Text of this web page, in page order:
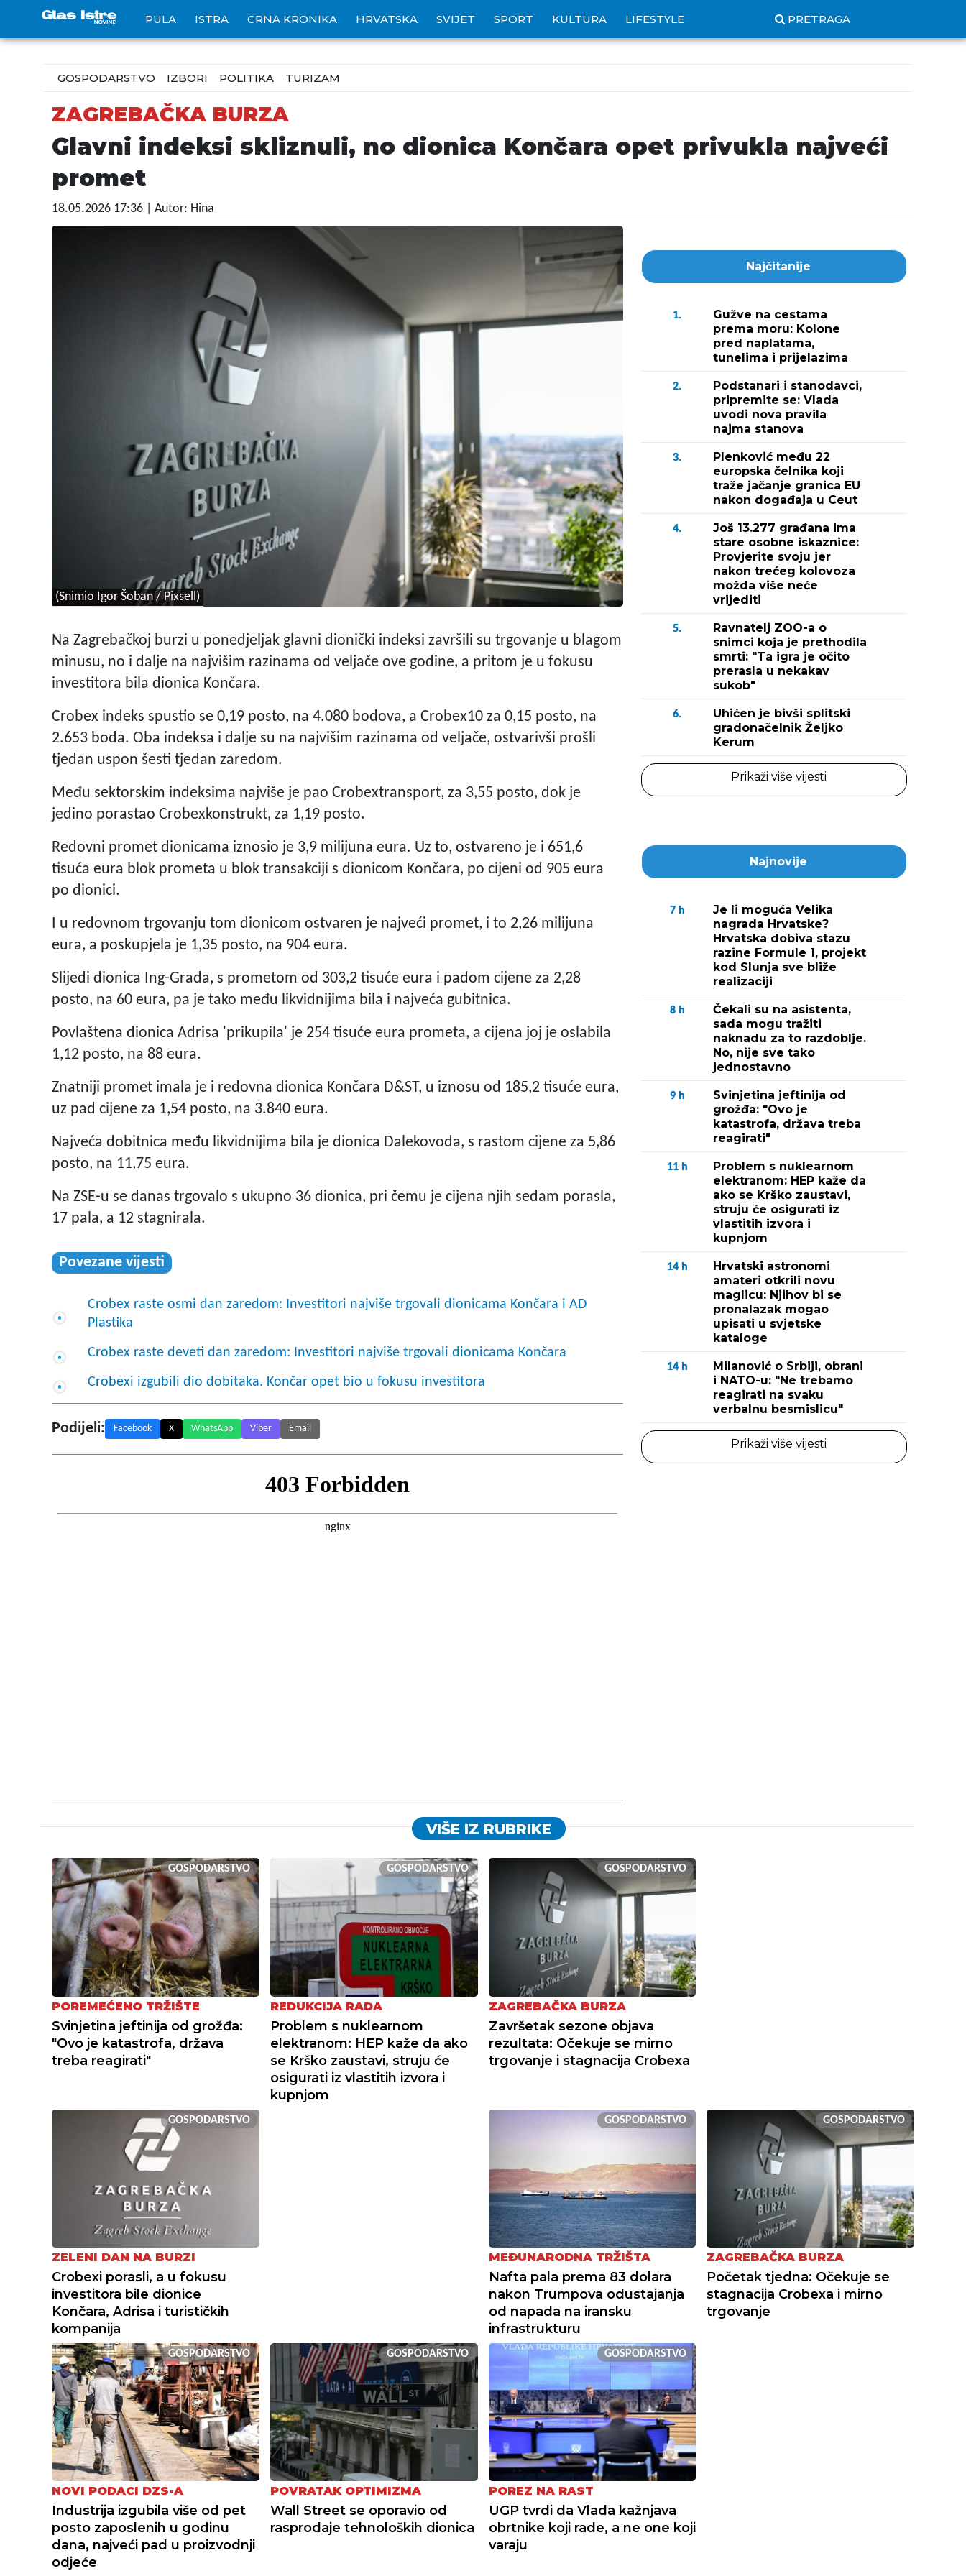
PULA ISTRA CRNA KRONIKA HRVATSKA SVIJET SPORT KULTURA LIFESTYLE PRETRAGA
GOSPODARSTVO IZBORI POLITIKA TURIZAM
ZAGREBAČKA BURZA
Glavni indeksi skliznuli, no dionica Končara opet privukla najveći
promet
18.05.2026 17:36 | Autor: Hina
(Snimio Igor Šoban / Pixsell)
Na Zagrebačkoj burzi u ponedjeljak glavni dionički indeksi završili su trgovanje u blagom
minusu, no i dalje na najvišim razinama od veljače ove godine, a pritom je u fokusu
investitora bila dionica Končara.
Crobex indeks spustio se 0,19 posto, na 4.080 bodova, a Crobex10 za 0,15 posto, na
2.653 boda. Oba indeksa i dalje su na najvišim razinama od veljače, ostvarivši prošli
tjedan uspon šesti tjedan zaredom.
Među sektorskim indeksima najviše je pao Crobextransport, za 3,55 posto, dok je
jedino porastao Crobexkonstrukt, za 1,19 posto.
Redovni promet dionicama iznosio je 3,9 milijuna eura. Uz to, ostvareno je i 651,6
tisuća eura blok prometa u blok transakciji s dionicom Končara, po cijeni od 905 eura
po dionici.
I u redovnom trgovanju tom dionicom ostvaren je najveći promet, i to 2,26 milijuna
eura, a poskupjela je 1,35 posto, na 904 eura.
Slijedi dionica Ing-Grada, s prometom od 303,2 tisuće eura i padom cijene za 2,28
posto, na 60 eura, pa je tako među likvidnijima bila i najveća gubitnica.
Povlaštena dionica Adrisa 'prikupila' je 254 tisuće eura prometa, a cijena joj je oslabila
1,12 posto, na 88 eura.
Znatniji promet imala je i redovna dionica Končara D&ST, u iznosu od 185,2 tisuće eura,
uz pad cijene za 1,54 posto, na 3.840 eura.
Najveća dobitnica među likvidnijima bila je dionica Dalekovoda, s rastom cijene za 5,86
posto, na 11,75 eura.
Na ZSE-u se danas trgovalo s ukupno 36 dionica, pri čemu je cijena njih sedam porasla,
17 pala, a 12 stagnirala.
Povezane vijesti
Crobex raste osmi dan zaredom: Investitori najviše trgovali dionicama Končara i AD
Plastika
Crobex raste deveti dan zaredom: Investitori najviše trgovali dionicama Končara
Crobexi izgubili dio dobitaka. Končar opet bio u fokusu investitora
Podijeli: Facebook X WhatsApp Viber Email
Najčitanije
1.
Gužve na cestama
prema moru: Kolone
pred naplatama,
tunelima i prijelazima
2.
Podstanari i stanodavci,
pripremite se: Vlada
uvodi nova pravila
najma stanova
3.
Plenković među 22
europska čelnika koji
traže jačanje granica EU
nakon događaja u Ceut
4.
Još 13.277 građana ima
stare osobne iskaznice:
Provjerite svoju jer
nakon trećeg kolovoza
možda više neće
vrijediti
5.
Ravnatelj ZOO-a o
snimci koja je prethodila
smrti: "Ta igra je očito
prerasla u nekakav
sukob"
6.
Uhićen je bivši splitski
gradonačelnik Željko
Kerum
Prikaži više vijesti
Najnovije
7 h
Je li moguća Velika
nagrada Hrvatske?
Hrvatska dobiva stazu
razine Formule 1, projekt
kod Slunja sve bliže
realizaciji
8 h
Čekali su na asistenta,
sada mogu tražiti
naknadu za to razdoblje.
No, nije sve tako
jednostavno
9 h
Svinjetina jeftinija od
grožđa: "Ovo je
katastrofa, država treba
reagirati"
11 h
Problem s nuklearnom
elektranom: HEP kaže da
ako se Krško zaustavi,
struju će osigurati iz
vlastitih izvora i
kupnjom
14 h
Hrvatski astronomi
amateri otkrili novu
maglicu: Njihov bi se
pronalazak mogao
upisati u svjetske
kataloge
14 h
Milanović o Srbiji, obrani
i NATO-u: "Ne trebamo
reagirati na svaku
verbalnu besmislicu"
Prikaži više vijesti
VIŠE IZ RUBRIKE
GOSPODARSTVO
POREMEĆENO TRŽIŠTE
Svinjetina jeftinija od grožđa:
"Ovo je katastrofa, država
treba reagirati"
GOSPODARSTVO
REDUKCIJA RADA
Problem s nuklearnom
elektranom: HEP kaže da ako
se Krško zaustavi, struju će
osigurati iz vlastitih izvora i
kupnjom
GOSPODARSTVO
ZAGREBAČKA BURZA
Završetak sezone objava
rezultata: Očekuje se mirno
trgovanje i stagnacija Crobexa
GOSPODARSTVO
ZELENI DAN NA BURZI
Crobexi porasli, a u fokusu
investitora bile dionice
Končara, Adrisa i turističkih
kompanija
GOSPODARSTVO
MEĐUNARODNA TRŽIŠTA
Nafta pala prema 83 dolara
nakon Trumpova odustajanja
od napada na iransku
infrastrukturu
GOSPODARSTVO
ZAGREBAČKA BURZA
Početak tjedna: Očekuje se
stagnacija Crobexa i mirno
trgovanje
GOSPODARSTVO
NOVI PODACI DZS-A
Industrija izgubila više od pet
posto zaposlenih u godinu
dana, najveći pad u proizvodnji
odjeće
GOSPODARSTVO
POVRATAK OPTIMIZMA
Wall Street se oporavio od
rasprodaje tehnoloških dionica
GOSPODARSTVO
POREZ NA RAST
UGP tvrdi da Vlada kažnjava
obrtnike koji rade, a ne one koji
varaju